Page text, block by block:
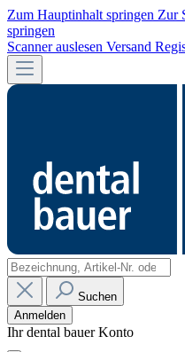
Zum Hauptinhalt springen Zur
springen
Scanner auslesen Versand
Suchen
Anmelden
Ihr dental bauer Konto